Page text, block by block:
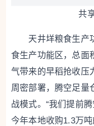
共享
天井垟粮食生产功
食生产功能区，总面
气带来的早稻抢收压
周密部署，腾空足量
战模式。“我们提前
今年本地收购1.3万吨